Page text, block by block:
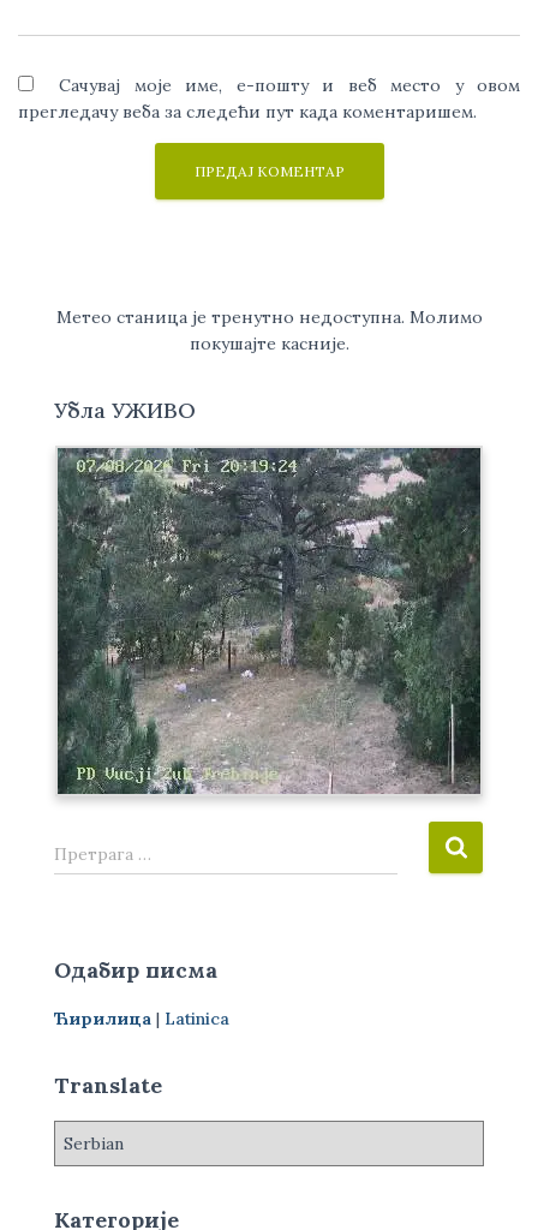
Сачувај моје име, е-пошту и веб место у овом
прегледачу веба за следећи пут када коментаришем.
Метео станица је тренутно недоступна. Молимо
покушајте касније.
Убла УЖИВО
П
р
а
а
а
Претрага …
Одабир писма
Ћирилица | Latinica
Translate
Категорије